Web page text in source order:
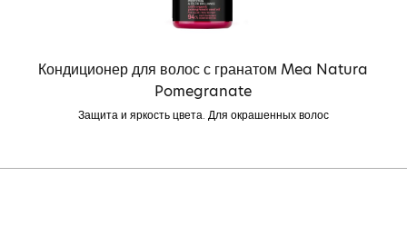
Кондиционер для волос с гранатом Mea Natura
Pomegranate
Защита и яркость цвета. Для окрашенных волос